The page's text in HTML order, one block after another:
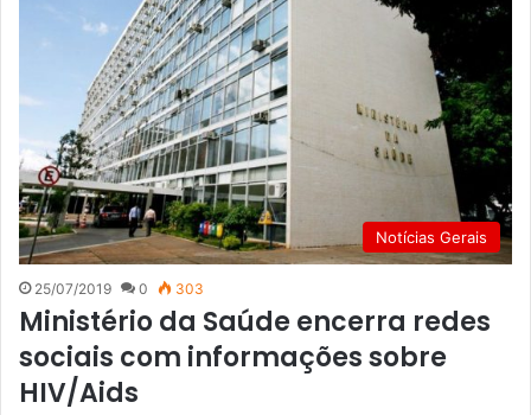
Notícias Gerais
25/07/2019 0 303
Ministério da Saúde encerra redes
sociais com informações sobre
HIV/Aids